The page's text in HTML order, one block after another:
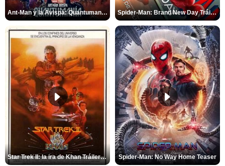
Ant-Man y la Avispa: Quantumanía Tráiler (2) Spider-Man: Brand New Day Tráiler (3)
Star Trek II: la ira de Khan Tráiler VO Spider-Man: No Way Home Teaser